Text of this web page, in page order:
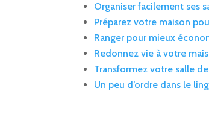
Organiser facilement ses
Préparez votre maison
Ranger pour mieux
Redonnez vie à votre
Transformez votre salle
Un peu d’ordre dans le